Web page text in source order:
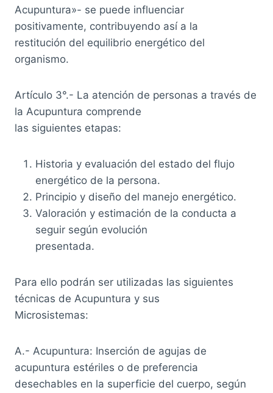
Acupuntura»- se puede influenciar
positivamente, contribuyendo así a la
restitución del equilibrio energético del
organismo.
Artículo 3°.- La atención de personas a través de
la Acupuntura comprende
las siguientes etapas:
Historia y evaluación del estado del flujo
energético de la persona.
Principio y diseño del manejo energético.
Valoración y estimación de la conducta a
seguir según evolución
presentada.
Para ello podrán ser utilizadas las siguientes
técnicas de Acupuntura y sus
Microsistemas:
A.- Acupuntura: Inserción de agujas de
acupuntura estériles o de preferencia
desechables en la superficie del cuerpo, según